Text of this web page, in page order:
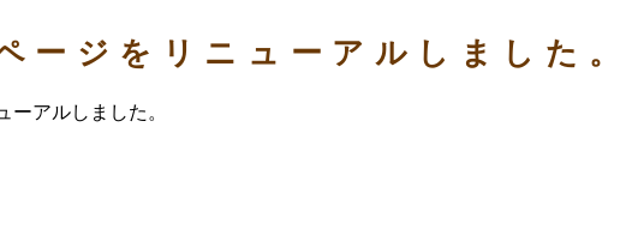
ージをリニューアルしました。
アルしました。